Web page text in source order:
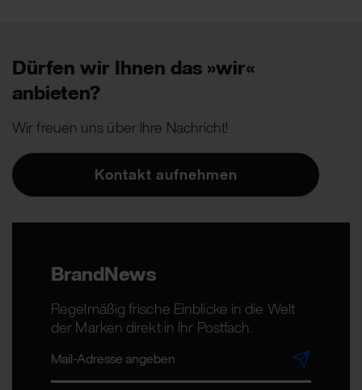
Dürfen wir Ihnen das »wir«
anbieten?
Wir freuen uns über Ihre Nachricht!
Kontakt aufnehmen
BrandNews
Regelmäßig frische Einblicke in die Welt
der Marken direkt in Ihr Postfach.